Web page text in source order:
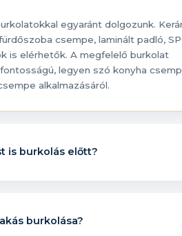
egyaránt dolgozunk.
csempe, laminált padló,
is elérhetők. A megfelelő burkolat
legyen szó konyha
alkalmazásáról.
is burkolás előtt?
burkolása?